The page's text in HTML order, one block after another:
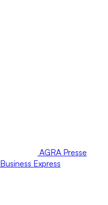
AGRA Presse
Business Express